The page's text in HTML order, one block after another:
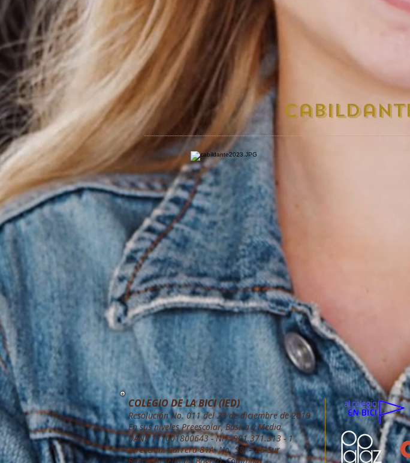
COLEGIO DE LA BICI (IED)
Resolución No. 011 del 23 de diciembre de 2019
En sus niveles Preescolar, Básica y Media
DANE 111001800643 - NIT: 901.371.313 - 1
Dirección: Carrera 81A No. 58J – 45 Sur